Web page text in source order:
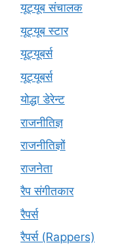
यूट्यूब संचालक
यूट्यूब स्टार
यूट्यूबर्स
यूट्‍यूबर्स
योद्धा डेरेन्ट
राजनीतिज्ञ
राजनीतिज्ञों
राजनेता
रैप संगीतकार
रैपर्स
रैपर्स (Rappers)